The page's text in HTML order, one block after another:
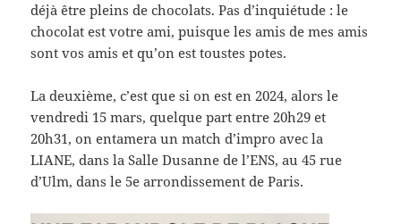
déjà être pleins de chocolats. Pas d’inquiétude : le
chocolat est votre ami, puisque les amis de mes amis
sont vos amis et qu’on est toustes potes.
La deuxième, c’est que si on est en 2024, alors le
vendredi 15 mars, quelque part entre 20h29 et
20h31, on entamera un match d’impro avec la
LIANE, dans la Salle Dusanne de l’ENS, au 45 rue
d’Ulm, dans le 5e arrondissement de Paris.